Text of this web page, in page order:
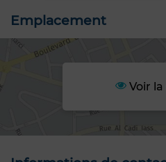
Emplacement
Voir la